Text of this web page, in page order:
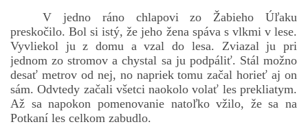
V jedno ráno chlapovi zo Žabieho Úľaku
preskočilo. Bol si istý, že jeho žena spáva s vlkmi v lese.
Vyvliekol ju z domu a vzal do lesa. Zviazal ju pri
jednom zo stromov a chystal sa ju podpáliť. Stál možno
desať metrov od nej, no napriek tomu začal horieť aj on
sám. Odvtedy začali všetci naokolo volať les prekliatym.
Až sa napokon pomenovanie natoľko vžilo, že sa na
Potkaní les celkom zabudlo.